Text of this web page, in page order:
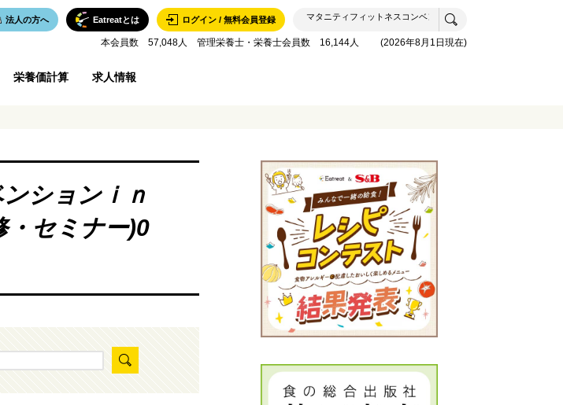
ログイン / 無料会員登録
Eatreatとは
法人の方へ
本会員数 57,048人 管理栄養士・栄養士会員数 16,144人 (2026年8月1日現在)
栄養価計算 求人情報
ションｉｎ
・セミナー)0